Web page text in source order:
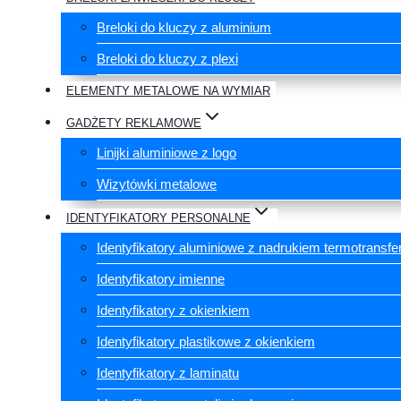
Breloki do kluczy z aluminium
Breloki do kluczy z plexi
ELEMENTY METALOWE NA WYMIAR
GADŻETY REKLAMOWE
Linijki aluminiowe z logo
Wizytówki metalowe
IDENTYFIKATORY PERSONALNE
Identyfikatory aluminiowe z nadrukiem
Identyfikatory imienne
Identyfikatory z okienkiem
Identyfikatory plastikowe z okienkiem
Identyfikatory z laminatu